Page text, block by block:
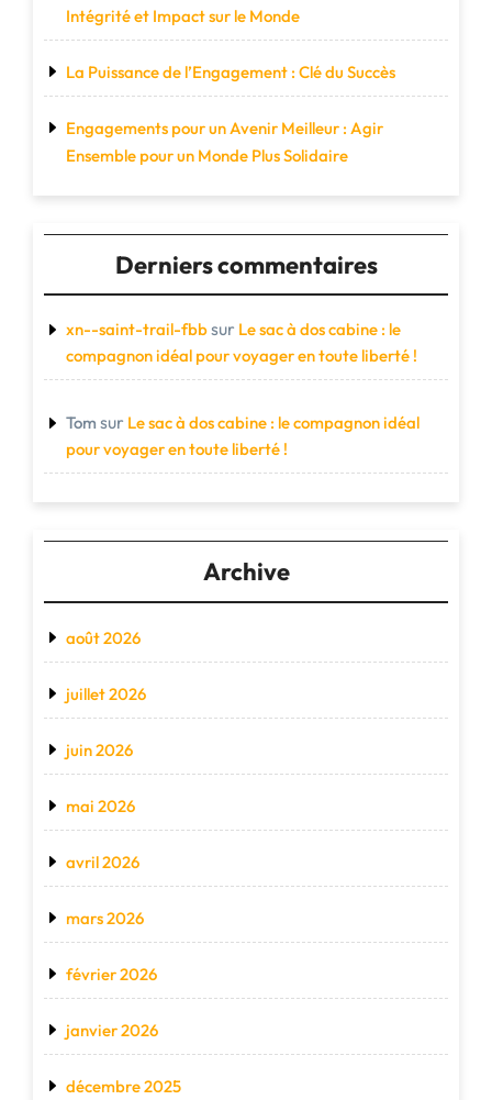
Intégrité et Impact sur le Monde
La Puissance de l’Engagement : Clé du Succès
Engagements pour un Avenir Meilleur : Agir
Ensemble pour un Monde Plus Solidaire
Derniers commentaires
xn--saint-trail-fbbsur Le sac à dos cabine : le
compagnon idéal pour voyager en toute liberté !
Tom sur Le sac à dos cabine : le compagnon idéal
pour voyager en toute liberté !
Archive
août 2026
juillet 2026
juin 2026
mai 2026
avril 2026
mars 2026
février 2026
janvier 2026
décembre 2025